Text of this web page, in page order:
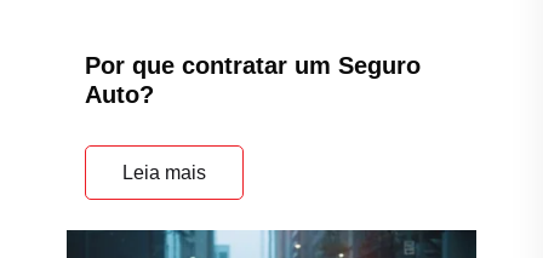
Por que contratar um Seguro
Auto?
Leia mais